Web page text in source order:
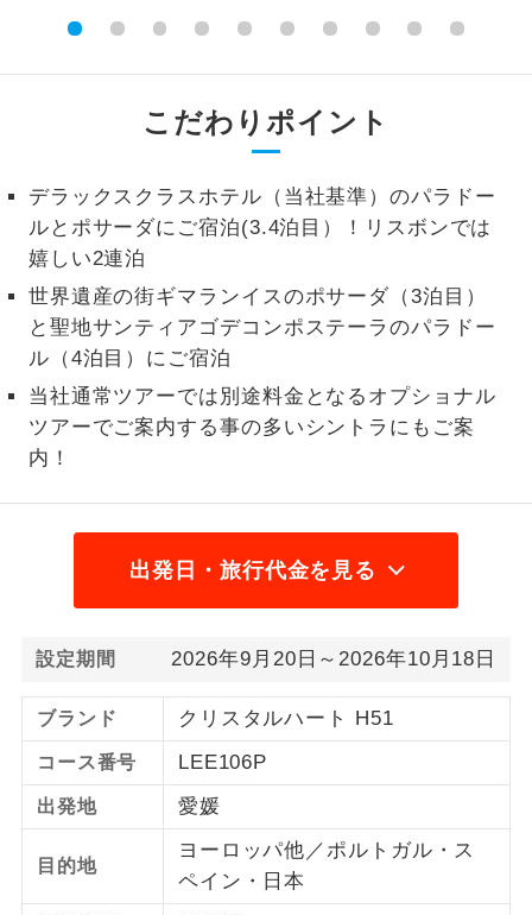
こだわりポイント
デラックスクラスホテル（当社基準）のパラドー
ルとポサーダにご宿泊(3.4泊目）！リスボンでは
嬉しい2連泊
世界遺産の街ギマランイスのポサーダ（3泊目）
と聖地サンティアゴデコンポステーラのパラドー
ル（4泊目）にご宿泊
当社通常ツアーでは別途料金となるオプショナル
ツアーでご案内する事の多いシントラにもご案
内！
出発日・旅行代金を見る
設定期間 2026年9月20日～2026年10月18日
ブランド クリスタルハート H51
コース番号 LEE106P
出発地 愛媛
目的地
ヨーロッパ他／ポルトガル・ス
ペイン・日本
す。
2名様催行
2名様から出発可能な個人型プランで
おひとり様参
加限定
おひとり様限定でご参加いただけるコー
スです。
1名様1室同代
金
1名様1室利用でも追加料金がかからない
コースです。
ご夫婦限定
す。
年齢制限あり
航空会社指定
ご紹介するホテルを指定したコースで
す。